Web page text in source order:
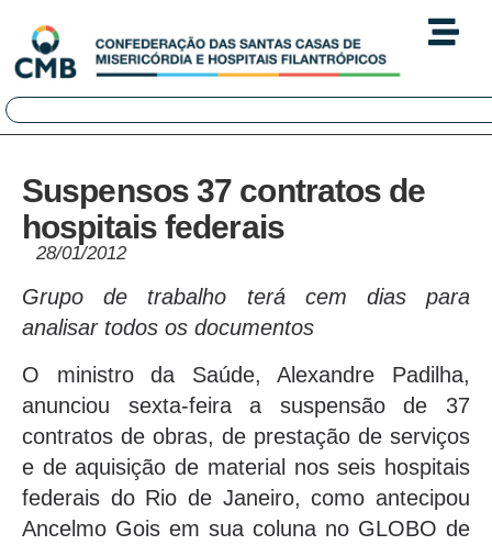
Suspensos 37 contratos de
hospitais federais
28/01/2012
Grupo de trabalho terá cem dias para
analisar todos os documentos
O ministro da Saúde, Alexandre Padilha,
anunciou sexta-feira a suspensão de 37
contratos de obras, de prestação de serviços
e de aquisição de material nos seis hospitais
federais do Rio de Janeiro, como antecipou
Ancelmo Gois em sua coluna no GLOBO de